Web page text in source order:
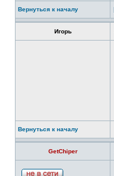
Вернуться к началу
Игорь
Вернуться к началу
GetChiper